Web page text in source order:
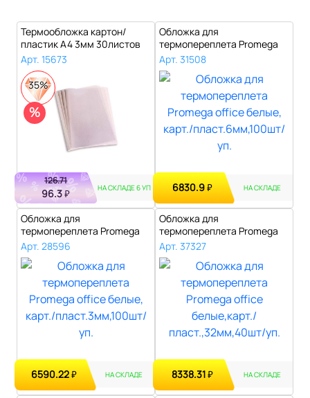
Термообложка картон/
пластик А4 3мм 30листов
10шт/уп..
Арт. 15673
35%
%
126.71
96.3₽
НА СКЛАДЕ 6 УП
Обложка для
термопереплета Promega
office белые, карт./..
Арт. 31508
6830.9₽ НА СКЛАДЕ
Обложка для
термопереплета Promega
office белые, карт./..
Арт. 28596
6590.22₽ НА СКЛАДЕ
Обложка для
термопереплета Promega
office белые,карт./п..
Арт. 37327
8338.31₽ НА СКЛАДЕ